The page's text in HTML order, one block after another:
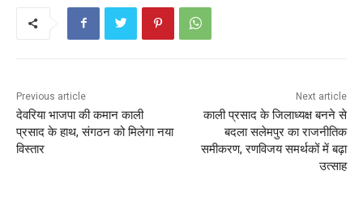
k
A
p
st
Previous article
देवरिया भाजपा की कमान काली
प्रसाद के हाथ, संगठन को मिलेगा नया
विस्तार
Next article
काली प्रसाद के जिलाध्यक्ष बनने से
बदला सलेमपुर का राजनीतिक
समीकरण, रणविजय समर्थकों में बढ़ा
उत्साह